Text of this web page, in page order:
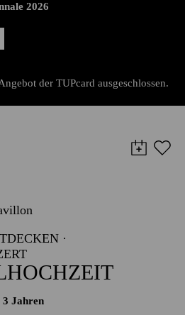
2026
der TUPcard ausgeschlossen.
·
Jahren